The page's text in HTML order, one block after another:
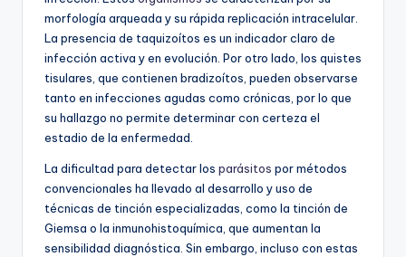
morfología arqueada y su rápida replicación intracelular.
La presencia de taquizoítos es un indicador claro de
infección activa y en evolución. Por otro lado, los quistes
tisulares, que contienen bradizoítos, pueden observarse
tanto en infecciones agudas como crónicas, por lo que
su hallazgo no permite determinar con certeza el
estadio de la enfermedad.
La dificultad para detectar los parásitos por métodos
convencionales ha llevado al desarrollo y uso de
técnicas de tinción especializadas, como la tinción de
Giemsa o la inmunohistoquímica, que aumentan la
sensibilidad diagnóstica. Sin embargo, incluso con estas